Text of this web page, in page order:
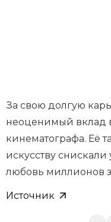
За свою долгую
неоценимый вклад
кинематографа. Её
искусству
любовь миллионов
Источник